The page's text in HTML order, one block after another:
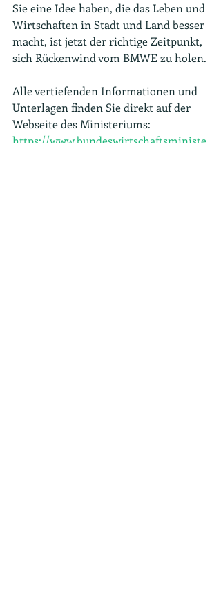
Sie eine Idee haben, die das Leben und
Wirtschaften in Stadt und Land besser
macht, ist jetzt der richtige Zeitpunkt,
sich Rückenwind vom BMWE zu holen.
Alle vertiefenden Informationen und
Unterlagen finden Sie direkt auf der
Webseite des Ministeriums:
https://www.bundeswirtschaftsministe